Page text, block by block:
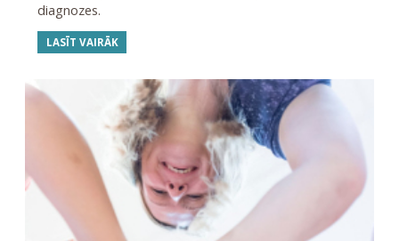
diagnozes.
LASĪT VAIRĀK